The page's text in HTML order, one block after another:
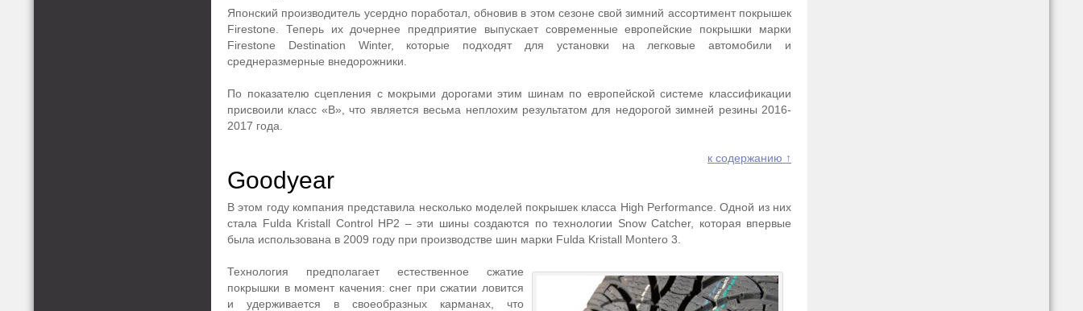
Японский производитель усердно поработал, обновив в этом сезоне свой зимний ассортимент покрышек
Firestone. Теперь их дочернее предприятие выпускает современные европейские покрышки марки
Firestone Destination Winter, которые подходят для установки на легковые автомобили и
среднеразмерные внедорожники.
По показателю сцепления с мокрыми дорогами этим шинам по европейской системе классификации
присвоили класс «B», что является весьма неплохим результатом для недорогой зимней резины 2016-
2017 года.
к содержанию ↑
Goodyear
В этом году компания представила несколько моделей покрышек класса High Performance. Одной из них
стала Fulda Kristall Control HP2 – эти шины создаются по технологии Snow Catcher, которая впервые
была использована в 2009 году при производстве шин марки Fulda Kristall Montero 3.
Технология предполагает естественное сжатие
покрышки в момент качения: снег при сжатии ловится
и удерживается в своеобразных карманах, что